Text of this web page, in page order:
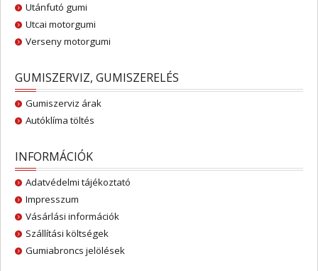
Utánfutó gumi
Utcai motorgumi
Verseny motorgumi
GUMISZERVIZ, GUMISZERELÉS
Gumiszerviz árak
Autóklíma töltés
INFORMÁCIÓK
Adatvédelmi tájékoztató
Impresszum
Vásárlási információk
Szállítási költségek
Gumiabroncs jelölések